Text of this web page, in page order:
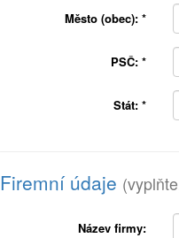
Město (obec): *
PSČ: *
Stát: *
Firemní údaje
Název firmy: